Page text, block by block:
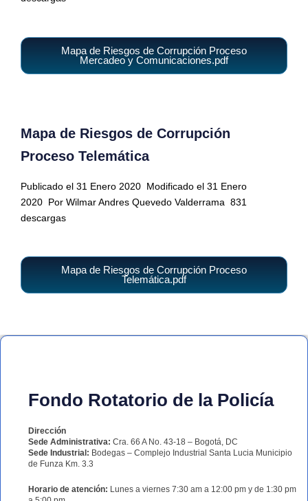
Mapa de Riesgos de Corrupción Proceso
Mercadeo y Comunicaciones.pdf
Mapa de Riesgos de Corrupción
Proceso Telemática
Publicado el 31 Enero 2020 Modificado el 31 Enero
2020 Por Wilmar Andres Quevedo Valderrama 831
descargas
Mapa de Riesgos de Corrupción Proceso
Telemática.pdf
Fondo Rotatorio de la Policía
Dirección
Sede Administrativa: Cra. 66 A No. 43-18 – Bogotá, DC
Sede Industrial: Bodegas – Complejo Industrial Santa Lucia Municipio
de Funza Km. 3.3
Horario de atención: Lunes a viernes 7:30 am a 12:00 pm y de 1:30 pm